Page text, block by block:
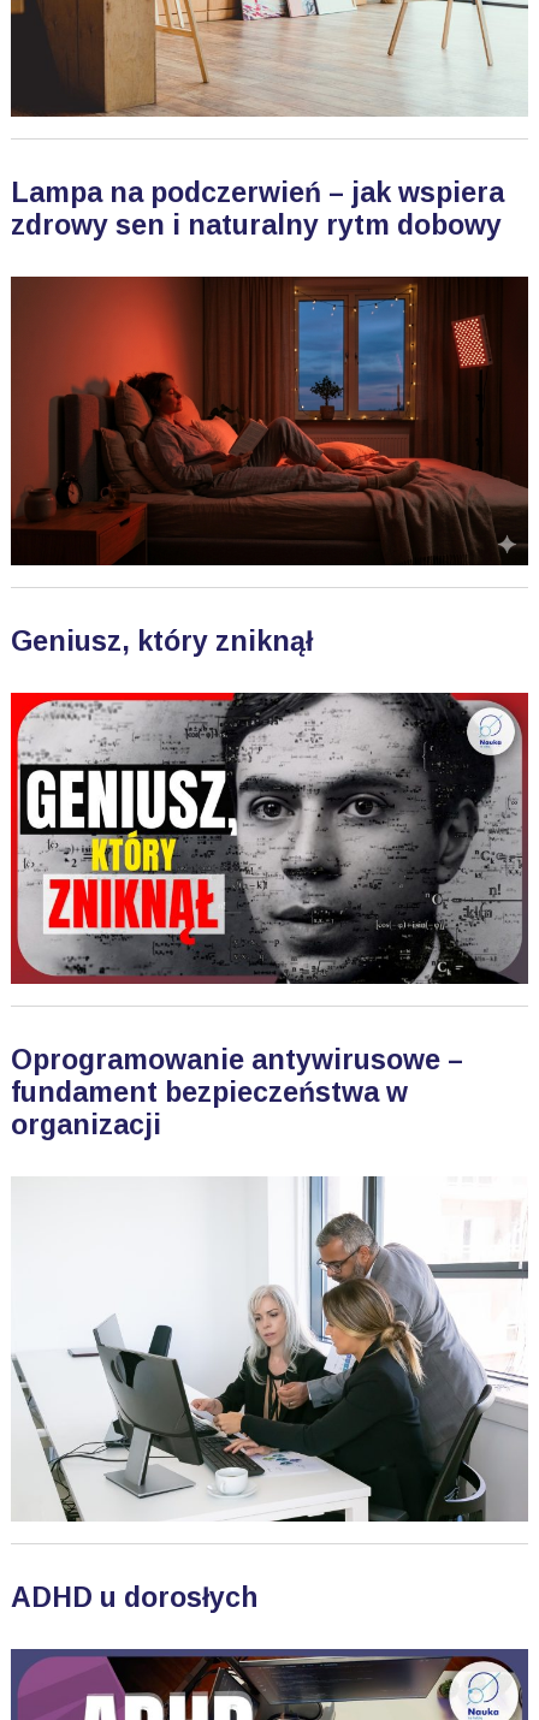
Lampa na podczerwień – jak wspiera
zdrowy sen i naturalny rytm dobowy
Geniusz, który zniknął
Oprogramowanie antywirusowe –
fundament bezpieczeństwa w
organizacji
ADHD u dorosłych